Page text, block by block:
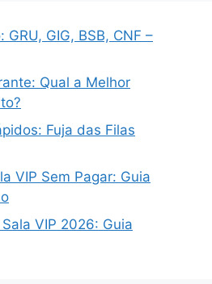
GIG, BSB, CNF –
Qual a Melhor
Fuja das Filas
VIP Sem Pagar: Guia
VIP 2026: Guia